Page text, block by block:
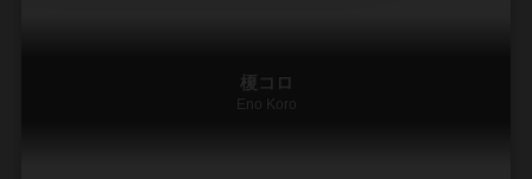
榎コロ
Eno Koro